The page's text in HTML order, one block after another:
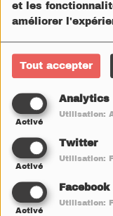
et les
améliorer
Tout accepter
Analytics
Activé
Utilisation:
Twitter
Activé
Utilisation:
Facebook
Activé
Utilisation: